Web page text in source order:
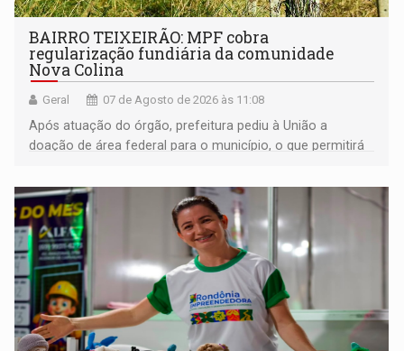
BAIRRO TEIXEIRÃO: MPF cobra
regularização fundiária da comunidade
Nova Colina
Geral 07 de Agosto de 2026 às 11:08
Após atuação do órgão, prefeitura pediu à União a
doação de área federal para o município, o que permitirá